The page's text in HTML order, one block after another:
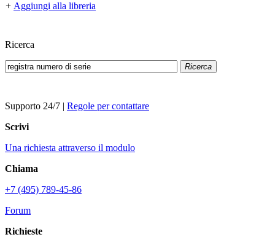
+ Aggiungi alla libreria
Ricerca
Ricerca
Supporto 24/7 | Regole per contattare
Scrivi
Una richiesta attraverso il modulo
Chiama
+7 (495) 789-45-86
Forum
Richieste